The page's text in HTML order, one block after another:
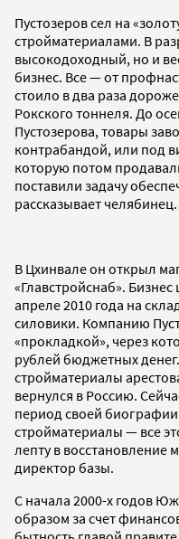
Пустозеров сел на
стройматериалами. В
высокодоходный, но и
бизнес. Все — от
стоило в два раза
Рокского тоннеля. До
Пустозерова, товары
контрабандой, или под
которую потом
поставили задачу
рассказывает челябинец.
В Цхинвале он открыл
«Главстройснаб».
апреле 2010 года на
силовики. Компанию
«прокладкой», через
рублей бюджетных
стройматериалы
вернулся в Россию.
период своей
стройматериалы — все
лепту в восстановление
директор базы.
С начала 2000-х годов
образом за счет